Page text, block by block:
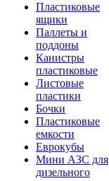
Пластиковые
ящики
Паллеты и
поддоны
Канистры
пластиковые
Листовые
пластики
Бочки
Пластиковые
емкости
Еврокубы
Мини АЗС для
дизельного